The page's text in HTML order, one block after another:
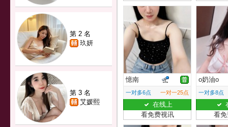
第 2 名
玖妍
第 3 名
艾媛熙
憶南
一对多6点 一对一25点
在线上
看免费视讯
o奶油o
一对多8点
看